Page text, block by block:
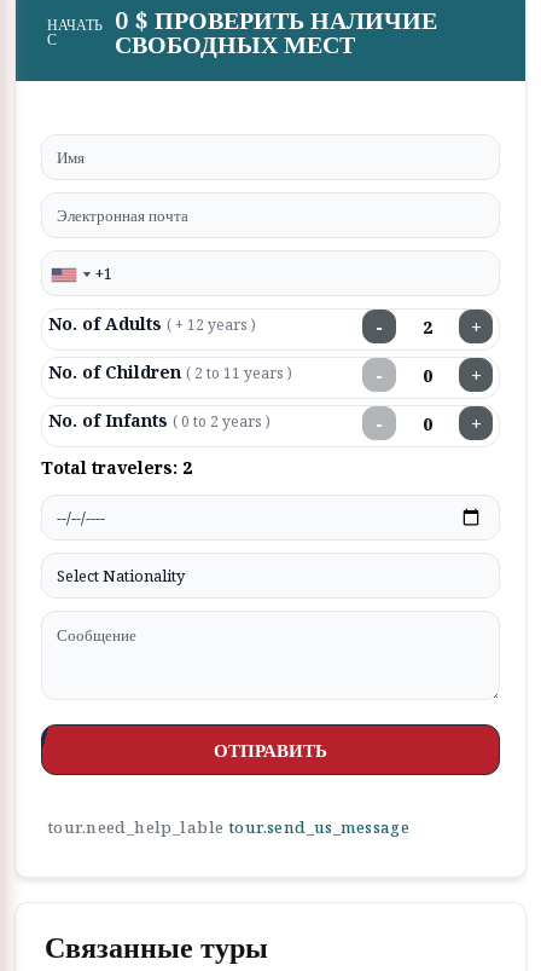
НАЧАТЬ
С
0 $ ПРОВЕРИТЬ НАЛИЧИЕ
СВОБОДНЫХ МЕСТ
No. of Adults ( + 12 years ) − +
No. of Children ( 2 to 11 years ) − +
No. of Infants ( 0 to 2 years ) − +
Total travelers: 2
ОТПРАВИТЬ
tour.need_help_lable tour.send_us_message
Связанные туры